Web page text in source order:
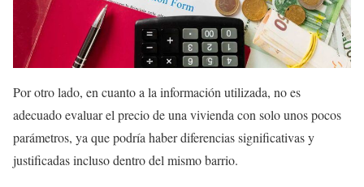
Por otro lado, en cuanto a la información utilizada, no es
adecuado evaluar el precio de una vivienda con solo unos pocos
parámetros, ya que podría haber diferencias significativas y
justificadas incluso dentro del mismo barrio.